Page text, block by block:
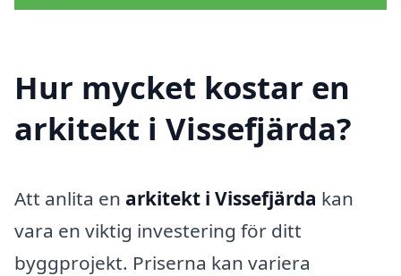
Hur mycket kostar en
arkitekt i Vissefjärda?
Att anlita en arkitekt i Vissefjärda kan
vara en viktig investering för ditt
byggprojekt. Priserna kan variera